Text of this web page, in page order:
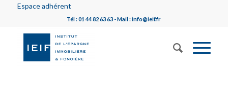
Espace adhérent
Tél : 01 44 82 63 63 - Mail : info@ieif.fr